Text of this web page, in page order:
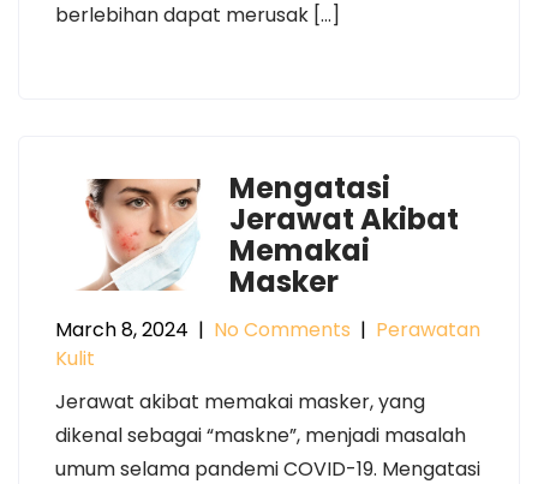
berlebihan dapat merusak […]
Mengatasi
Jerawat Akibat
Memakai
Masker
March 8, 2024 | No Comments | Perawatan
Kulit
Jerawat akibat memakai masker, yang
dikenal sebagai “maskne”, menjadi masalah
umum selama pandemi COVID-19. Mengatasi